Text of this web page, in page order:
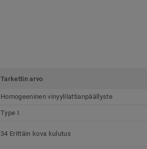
Tarkettin arvo
Homogeeninen vinyylilattianpäällyste
Type I
34 Erittäin kova kulutus